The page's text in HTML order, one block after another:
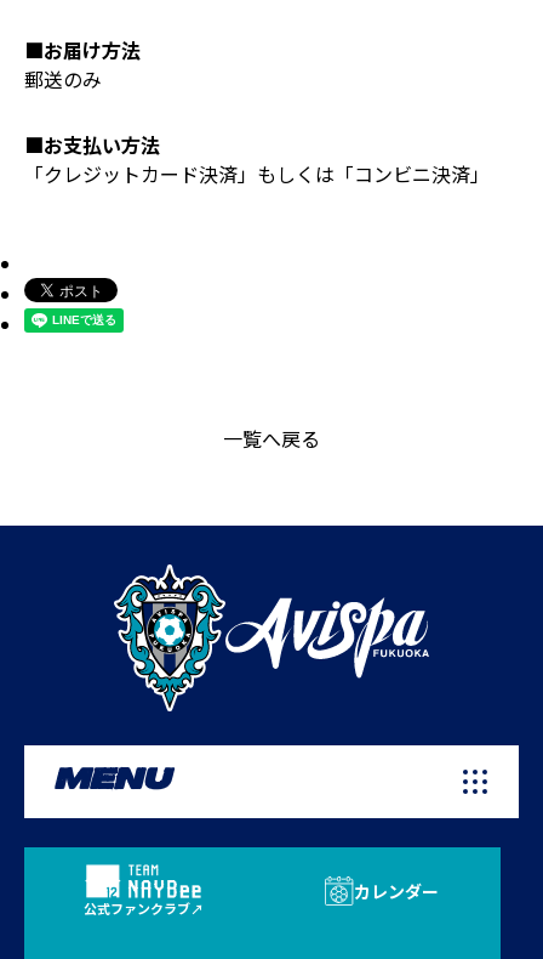
■お届け方法
郵送のみ
■お支払い方法
「クレジットカード決済」もしくは「コンビニ決済」
一覧へ戻る
MENU
公式ファンクラブ
カレンダー